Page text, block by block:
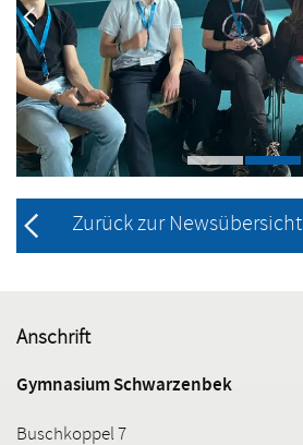
Zurück zur Newsübersicht
Anschrift
Gymnasium Schwarzenbek
Buschkoppel 7